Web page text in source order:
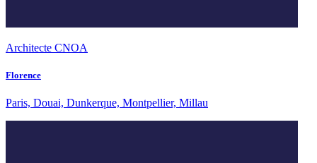
Architecte CNOA
Florence
Paris, Douai, Dunkerque, Montpellier, Millau